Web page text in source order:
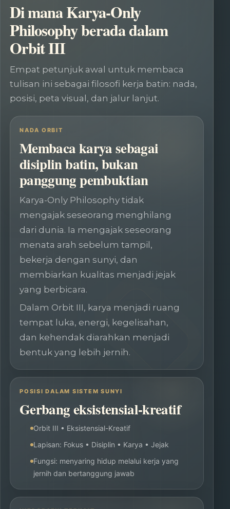
Di mana Karya-Only
Philosophy berada dalam
Orbit III
Empat petunjuk awal untuk membaca
tulisan ini sebagai filosofi kerja batin: nada,
posisi, peta visual, dan jalur lanjut.
NADA ORBIT
Membaca karya sebagai
disiplin batin, bukan
panggung pembuktian
Karya-Only Philosophy tidak
mengajak seseorang menghilang
dari dunia. Ia mengajak seseorang
menata arah sebelum tampil,
bekerja dengan sunyi, dan
membiarkan kualitas menjadi jejak
yang berbicara.
Dalam Orbit III, karya menjadi ruang
tempat luka, energi, kegelisahan,
dan kehendak diarahkan menjadi
bentuk yang lebih jernih.
POSISI DALAM SISTEM SUNYI
Gerbang eksistensial-kreatif
Orbit III • Eksistensial-Kreatif
Lapisan: Fokus • Disiplin • Karya • Jejak
Fungsi: menyaring hidup melalui kerja yang
jernih dan bertanggung jawab